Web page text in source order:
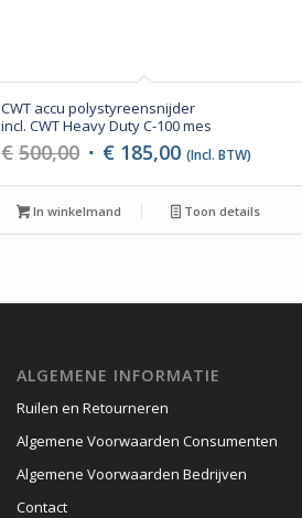
CWT accu polystyreensnijder
incl. CWT Heavy Duty C-100 mes
€ 500,00 Oorspronkelijke
was:
€500,00.
€ 185,00Huidige
is:
€185,00.
(Incl. BTW)
In winkelmand Toon details
ALGEMENE INFORMATIE
Ruilen en Retourneren
Algemene Voorwaarden Consumenten
Algemene Voorwaarden Bedrijven
Contact